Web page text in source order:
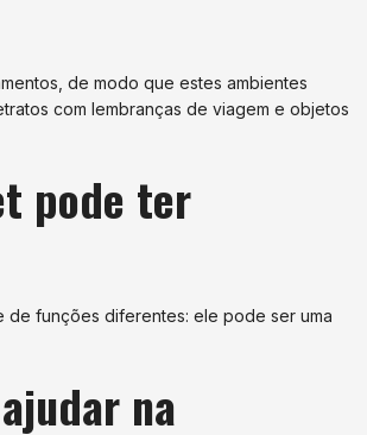
de modo que estes ambientes
com lembranças de viagem e objetos
pode ter
de funções diferentes: ele pode ser uma
na